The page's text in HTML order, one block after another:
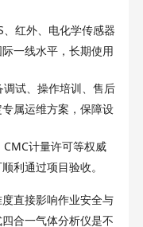
、红外、电化学传感器
一线水平，长期使用
试、操作培训、售后
属运维方案，保障设
CMC计量许可等权威
利通过项目验收。
直接影响作业安全与
合一气体分析仪是不